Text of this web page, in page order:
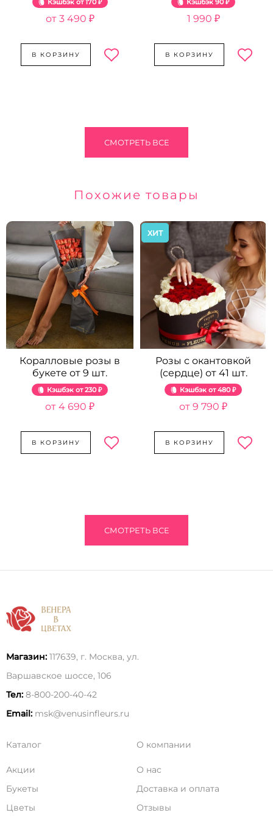
Кэшбэк 170 ₽
3 490 ₽
В КОРЗИНУ
Кэшбэк 90 ₽
1 990 ₽
В КОРЗИНУ
СМОТРЕТЬ ВСЕ
Похожие товары
Коралловые розы в
букете от 9 шт.
Кэшбэк 230 ₽
4 690 ₽
В КОРЗИНУ
ХИТ
Розы с окантовкой
(сердце) от 41 шт.
Кэшбэк 480 ₽
9 790 ₽
В КОРЗИНУ
СМОТРЕТЬ ВСЕ
Магазин: 117639, г. Москва, ул.
Варшавское шоссе, 106
Тел: 8-800-200-40-42
Email: msk@venusinfleurs.ru
Каталог
Акции
Букеты
Цветы
О компании
О нас
Доставка и оплата
Отзывы